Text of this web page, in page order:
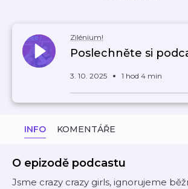
Zilénium!
Poslechněte si
3. 10. 2025 1 hod 4 min
INFO KOMENTÁŘE
O epizodě podcastu
Jsme crazy crazy girls, ignorujeme